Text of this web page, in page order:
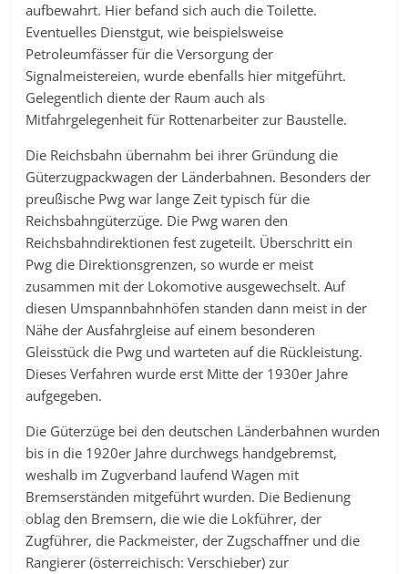
aufbewahrt. Hier befand sich auch die Toilette.
Eventuelles Dienstgut, wie beispielsweise
Petroleumfässer für die Versorgung der
Signalmeistereien, wurde ebenfalls hier mitgeführt.
Gelegentlich diente der Raum auch als
Mitfahrgelegenheit für Rottenarbeiter zur Baustelle.
Die Reichsbahn übernahm bei ihrer Gründung die
Güterzugpackwagen der Länderbahnen. Besonders der
preußische Pwg war lange Zeit typisch für die
Reichsbahngüterzüge. Die Pwg waren den
Reichsbahndirektionen fest zugeteilt. Überschritt ein
Pwg die Direktionsgrenzen, so wurde er meist
zusammen mit der Lokomotive ausgewechselt. Auf
diesen Umspannbahnhöfen standen dann meist in der
Nähe der Ausfahrgleise auf einem besonderen
Gleisstück die Pwg und warteten auf die Rückleistung.
Dieses Verfahren wurde erst Mitte der 1930er Jahre
aufgegeben.
Die Güterzüge bei den deutschen Länderbahnen wurden
bis in die 1920er Jahre durchwegs handgebremst,
weshalb im Zugverband laufend Wagen mit
Bremserständen mitgeführt wurden. Die Bedienung
oblag den Bremsern, die wie die Lokführer, der
Zugführer, die Packmeister, der Zugschaffner und die
Rangierer (österreichisch: Verschieber) zur